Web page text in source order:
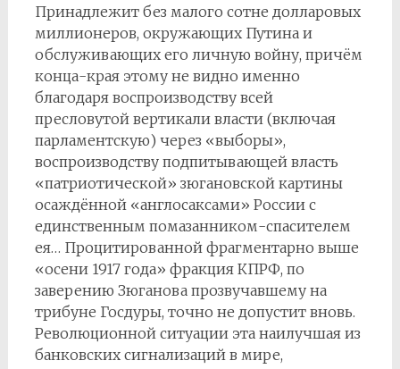
Принадлежит без малого сотне долларовых
миллионеров, окружающих Путина и
обслуживающих его личную войну, причём
конца-края этому не видно именно
благодаря воспроизводству всей
пресловутой вертикали власти (включая
парламентскую) через «выборы»,
воспроизводству подпитывающей власть
«патриотической» зюгановской картины
осаждённой «англосаксами» России с
единственным помазанником-спасителем
ея… Процитированной фрагментарно выше
«осени 1917 года» фракция КПРФ, по
заверению Зюганова прозвучавшему на
трибуне Госдуры, точно не допустит вновь.
Революционной ситуации эта наилучшая из
банковских сигнализаций в мире,